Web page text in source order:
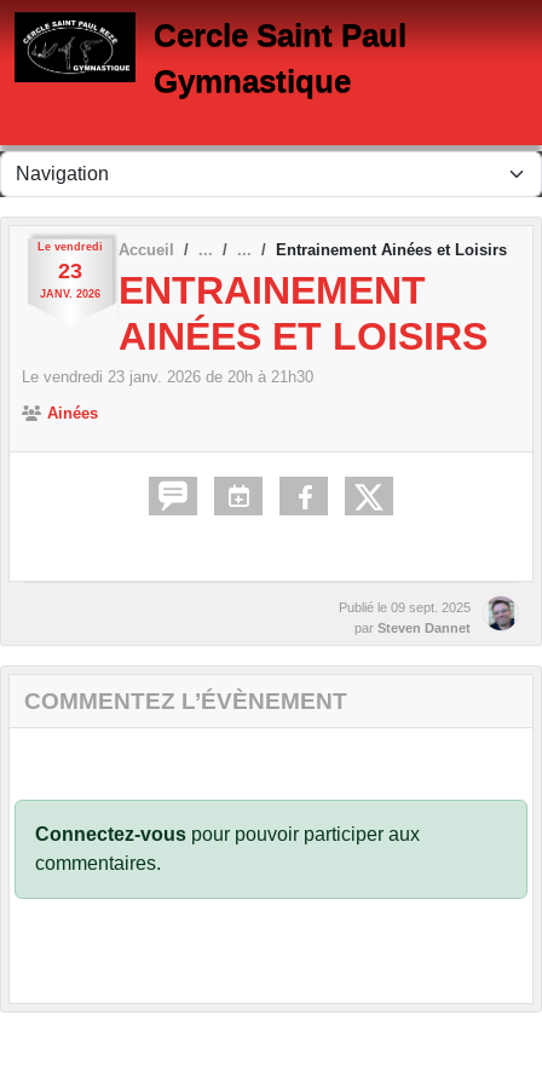
Cercle Saint Paul
Gymnastique
Le vendredi
23
JANV. 2026
Accueil Entrainement Ainées et Loisirs
ENTRAINEMENT
AINÉES ET LOISIRS
Le vendredi 23 janv. 2026 de 20h à 21h30
Ainées
Publié le 09 sept. 2025
par Steven Dannet
COMMENTEZ L’ÉVÈNEMENT
Connectez-vous pour pouvoir participer aux
commentaires.
Panneau de gestion des cookies